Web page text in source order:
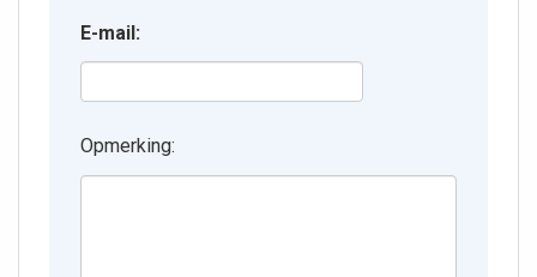
E-mail:
Opmerking: